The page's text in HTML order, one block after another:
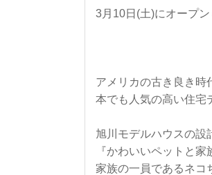
3月10日(土)にオープン
アメリカの古き良き時
本でも人気の高い住宅
旭川モデルハウスの設
『かわいいペットと
家族の一員であるネコ